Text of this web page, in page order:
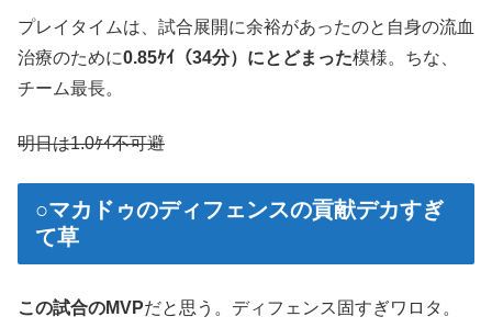
プレイタイムは、試合展開に余裕があったのと自身の流血
治療のために0.85ｹｲ（34分）にとどまった模様。ちな、
チーム最長。
明日は1.0ｹｲ不可避
○マカドゥのディフェンスの貢献デカすぎ
て草
この試合のMVPだと思う。ディフェンス固すぎワロタ。